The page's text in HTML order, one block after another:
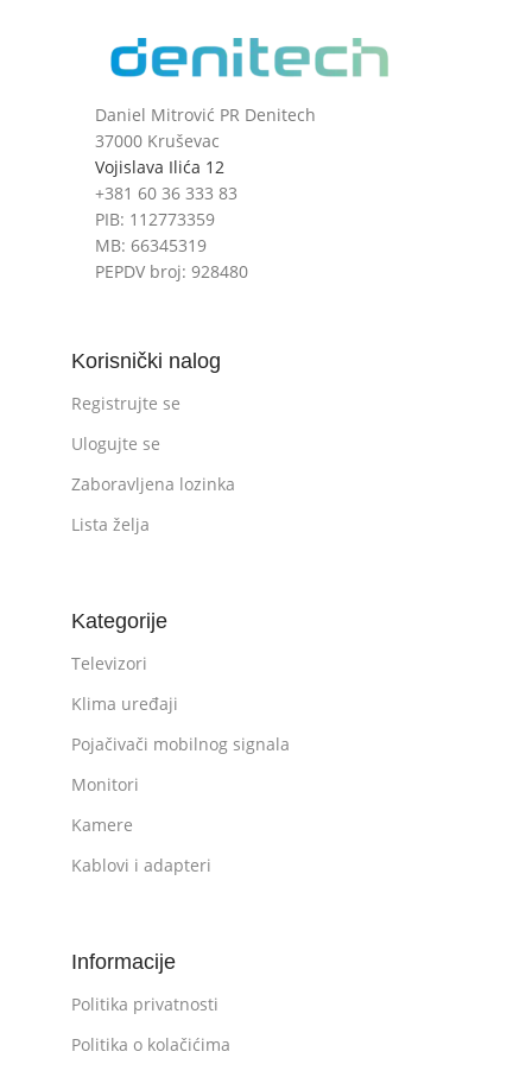
Daniel Mitrović PR Denitech
37000 Kruševac
Vojislava Ilića 12
+381 60 36 333 83
PIB: 112773359
MB: 66345319
PEPDV broj: 928480
Korisnički nalog
Registrujte se
Ulogujte se
Zaboravljena lozinka
Lista želja
Kategorije
Televizori
Klima uređaji
Pojačivači mobilnog signala
Monitori
Kamere
Kablovi i adapteri
Informacije
Politika privatnosti
Politika o kolačićima